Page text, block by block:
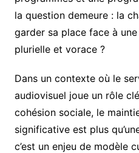
la question demeure : la
garder sa place face à
plurielle et vorace ?
Dans un contexte où le
audiovisuel joue un rôle
cohésion sociale, le
significative est plus
c’est un enjeu de modèle